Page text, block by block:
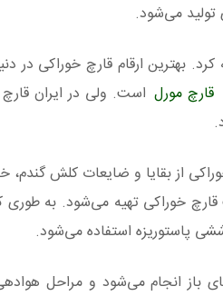
بهترین ارقام قارچ خوراکی در
قارچ مورل است. ولی در ایران
از بقایا و ضایعات کلش گندم،
خوراکی تهیه می‌شود. به طوری
پاستوریزه استفاده می‌شود.
باز انجام می‌شود و مراحل